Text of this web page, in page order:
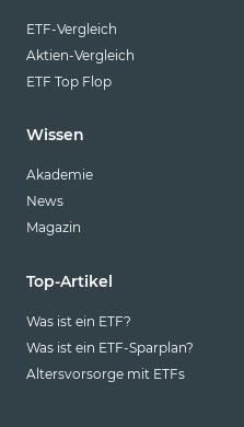
ETF-Vergleich
Aktien-Vergleich
ETF Top Flop
Wissen
Akademie
News
Magazin
Top-Artikel
Was ist ein ETF?
Was ist ein ETF-Sparplan?
Altersvorsorge mit ETFs